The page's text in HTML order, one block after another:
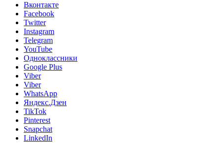
Вконтакте
Facebook
Twitter
Instagram
Telegram
YouTube
Одноклассники
Google Plus
Viber
Viber
WhatsApp
Яндекс.Дзен
TikTok
Pinterest
Snapchat
LinkedIn